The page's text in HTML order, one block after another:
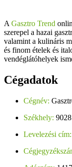
A Gasztro Trend
szerepel a hazai
valamint a kulináris
és finom ételek és
vendéglátóhelyek
Cégadatok
Cégnév:
Székhely:
Levelezési cím: